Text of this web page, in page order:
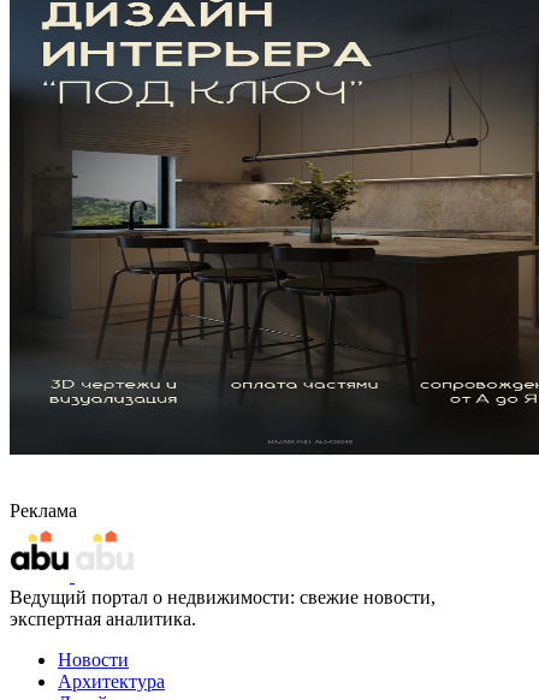
Реклама
Ведущий портал о недвижимости: свежие новости,
экспертная аналитика.
Новости
Архитектура